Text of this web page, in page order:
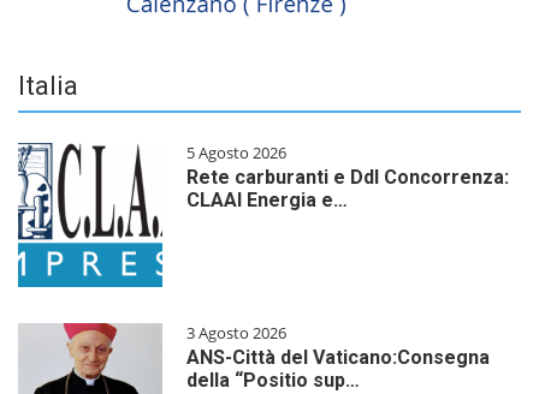
Italia
5 Agosto 2026
Rete carburanti e Ddl Concorrenza:
CLAAI Energia e…
3 Agosto 2026
ANS-Città del Vaticano:Consegna
della “Positio sup…